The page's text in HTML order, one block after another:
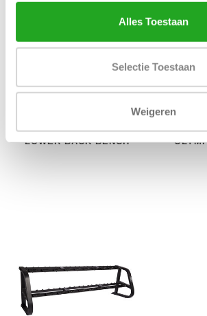
Alles Toestaan
Selectie Toestaan
Weigeren
LOWER BACK BENCH